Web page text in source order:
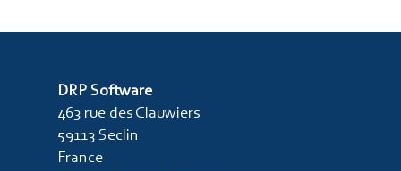
DRP Software
463 rue des Clauwiers
59113 Seclin
France